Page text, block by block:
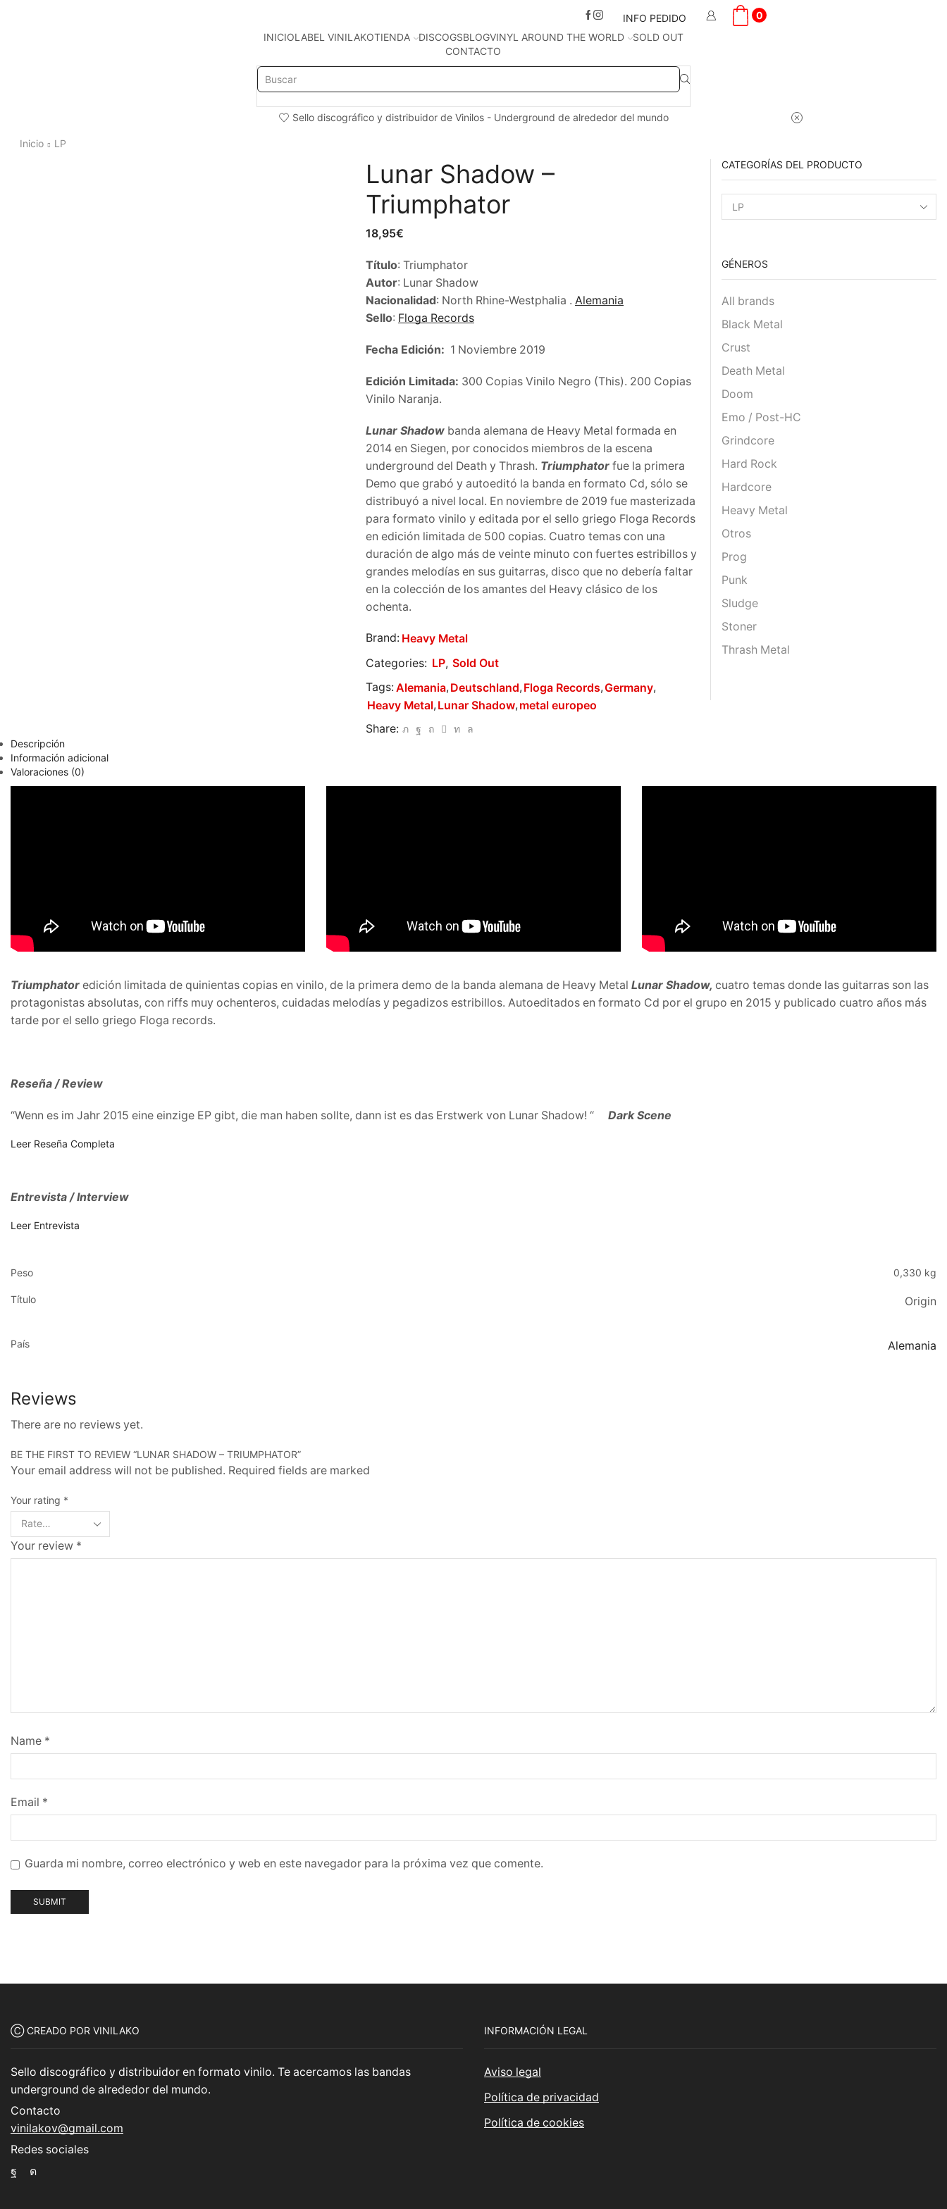
INFO PEDIDO
0
INICIOLABEL VINILAKOTIENDA DISCOGSBLOGVINYL AROUND THE WORLD
SOLD OUT
CONTACTO
Search
input
Sello discográfico y distribuidor de Vinilos - Underground de alrededor del mundo
Inicio LP
Lunar Shadow –
Triumphator
18,95€
Título: Triumphator
Autor: Lunar Shadow
Nacionalidad: North Rhine-Westphalia . Alemania
Sello: Floga Records
Fecha Edición: 1 Noviembre 2019
Edición Limitada: 300 Copias Vinilo Negro (This). 200 Copias
Vinilo Naranja.
Lunar Shadow banda alemana de Heavy Metal formada en
2014 en Siegen, por conocidos miembros de la escena
underground del Death y Thrash. Triumphator fue la primera
Demo que grabó y autoeditó la banda en formato Cd, sólo se
distribuyó a nivel local. En noviembre de 2019 fue masterizada
para formato vinilo y editada por el sello griego Floga Records
en edición limitada de 500 copias. Cuatro temas con una
duración de algo más de veinte minuto con fuertes estribillos y
grandes melodías en sus guitarras, disco que no debería faltar
en la colección de los amantes del Heavy clásico de los
ochenta.
Brand: Heavy Metal
Categories: LP, Sold Out
Tags: Alemania, Deutschland, Floga Records,Germany,
Heavy Metal, Lunar Shadow, metal europeo
Share:
CATEGORÍAS DEL PRODUCTO
GÉNEROS
All brands
Black Metal
Crust
Death Metal
Doom
Emo / Post-HC
Grindcore
Hard Rock
Hardcore
Heavy Metal
Otros
Prog
Punk
Sludge
Stoner
Thrash Metal
Descripción
Información adicional
Valoraciones (0)
Triumphator edición limitada de quinientas copias en vinilo, de la primera demo de la banda alemana de Heavy Metal Lunar Shadow, cuatro temas donde las guitarras son las
protagonistas absolutas, con riffs muy ochenteros, cuidadas melodías y pegadizos estribillos. Autoeditados en formato Cd por el grupo en 2015 y publicado cuatro años más
tarde por el sello griego Floga records.
Reseña / Review
“Wenn es im Jahr 2015 eine einzige EP gibt, die man haben sollte, dann ist es das Erstwerk von Lunar Shadow! “ Dark Scene
Leer Reseña Completa
Entrevista / Interview
Leer Entrevista
Peso 0,330 kg
Título Origin
País Alemania
Reviews
There are no reviews yet.
BE THE FIRST TO REVIEW “LUNAR SHADOW – TRIUMPHATOR”
Your email address will not be published. Required fields are marked
Your rating *
Your review *
Name *
Email *
Guarda mi nombre, correo electrónico y web en este navegador para la próxima vez que comente.
Ⓒ CREADO POR VINILAKO
Sello discográfico y distribuidor en formato vinilo. Te acercamos las bandas
underground de alrededor del mundo.
Contacto
vinilakov@gmail.com
Redes sociales
Facebook
Instagram
INFORMACIÓN LEGAL
Aviso legal
Política de privacidad
Política de cookies